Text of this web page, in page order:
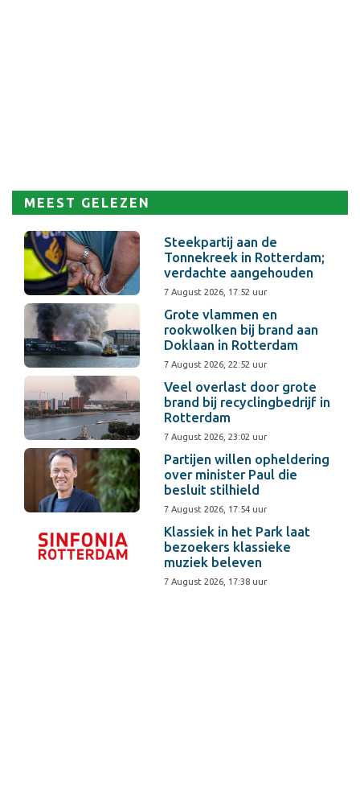
MEEST GELEZEN
Steekpartij aan de
Tonnekreek in Rotterdam;
verdachte aangehouden
7 August 2026, 17:52 uur
Grote vlammen en
rookwolken bij brand aan
Doklaan in Rotterdam
7 August 2026, 22:52 uur
Veel overlast door grote
brand bij recyclingbedrijf in
Rotterdam
7 August 2026, 23:02 uur
Partijen willen opheldering
over minister Paul die
besluit stilhield
7 August 2026, 17:54 uur
Klassiek in het Park laat
bezoekers klassieke
muziek beleven
7 August 2026, 17:38 uur